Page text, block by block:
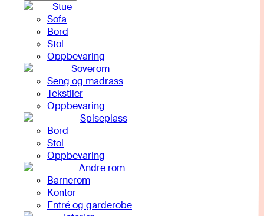
Stue
Sofa
Bord
Stol
Oppbevaring
Soverom
Seng og madrass
Tekstiler
Oppbevaring
Spiseplass
Bord
Stol
Oppbevaring
Andre rom
Barnerom
Kontor
Entré og garderobe